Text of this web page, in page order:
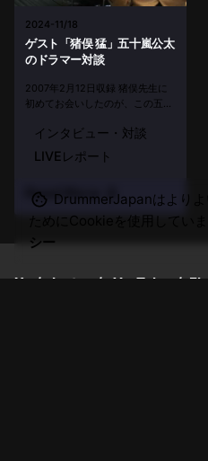
2024-11/18
ゲスト「猪俣 猛」五十嵐公太
のドラマー対談
2007年2月12日収録 猪俣先生に
初めてお会いしたのが、この五十
対談のロケでした。田端にある
RCCドラムスクールと併設のライ
ブができるレンタルスペースにお
ル...
インタビュー・対談
LIVEレポート
Read More
X./Insta./YouTube/
DrummerJapanはより
ためにCookieを使用していま
シー